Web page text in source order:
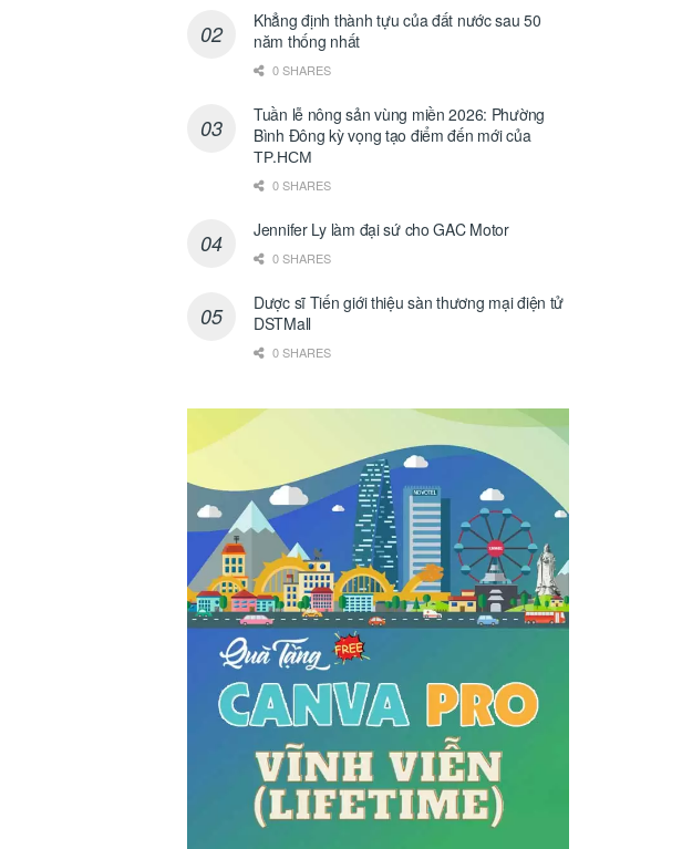
Khẳng định thành tựu của đất nước sau 50
năm thống nhất
0 SHARES
Tuần lễ nông sản vùng miền 2026: Phường
Bình Đông kỳ vọng tạo điểm đến mới của
ТР.НСМ
0 SHARES
Jennifer Ly làm đại sứ cho GAC Motor
0 SHARES
Dược sĩ Tiến giới thiệu sàn thương mại điện tử
DSTMall
0 SHARES